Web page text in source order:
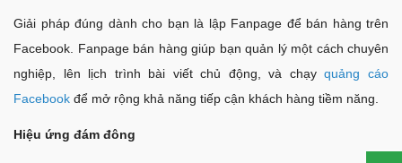
Giải pháp đúng dành cho bạn là lập Fanpage để bán hàng trên
Facebook. Fanpage bán hàng giúp bạn quản lý một cách chuyên
nghiệp, lên lịch trình bài viết chủ động, và chạyquảng cáo
Facebook để mở rộng khả năng tiếp cận khách hàng tiềm năng.
Hiệu ứng đám đông